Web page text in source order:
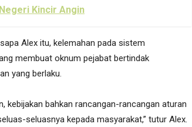
Kincir Angin
Alex itu, kelemahan pada sistem
membuat oknum pejabat bertindak
yang berlaku.
kebijakan bahkan rancangan-rancangan aturan
seluasnya kepada masyarakat,” tutur Alex.